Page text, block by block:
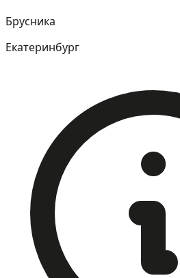
Брусника
Екатеринбург